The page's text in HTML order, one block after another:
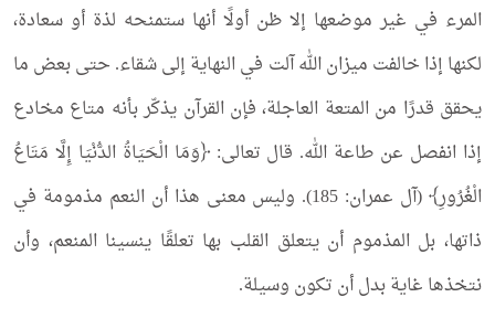
المرء في غير موضعها إلا ظن أولًا أنها ستمنحه لذة أو سعادة،
لكنها إذا خالفت ميزان الله آلت في النهاية إلى شقاء. حتى بعض ما
يحقق قدرًا من المتعة العاجلة، فإن القرآن يذكّر بأنه متاع مخادع
إذا انفصل عن طاعة الله. قال تعالى: ﴿وَمَا الْحَيَاةُ الدُّنْيَا إِلَّا مَتَاعُ
الْغُرُورِ﴾ (آل عمران: 185). وليس معنى هذا أن النعم مذمومة في
ذاتها، بل المذموم أن يتعلق القلب بها تعلقًا ينسينا المنعم، وأن
نتخذها غاية بدل أن تكون وسيلة.